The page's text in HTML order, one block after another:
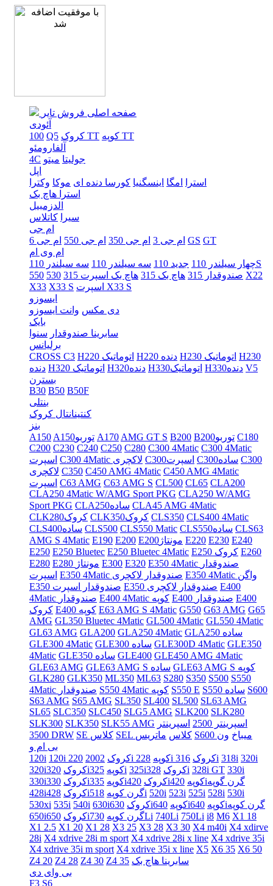
صفحه اصلی فروش تایر
آئودی
100 Q5 کروک TT
کوپه TT
آلفارومئو
4C
جولیتا میتو
اپل
استرا
امگا اینسگنیا کورسا دنده ای موکا وکترا
استرا هاچ بک
الدزمبیل
سیرا
کاتلاس
ام جی
ام جی 3
ام جی 350 ام جی 550 ام جی 6 GS GT
ام وی ام
چهار سیلندر 110
جدید 110 سه سیلندر 110
سه سیلندر 110S
صندوقدار 315
هاچ بک 315 هاچ بک اسپرت 315 530
550
X22
X33 X33 S
اسپرت X33 S
ایسوزو
دی مکس وانت ایسوزو
بایک
سابرینا صندوقدار سنوا
برلیانس
CROSS C3
H220 اتوماتیک H220 دنده H230 اتوماتیک H230
دنده
H320 اتوماتیک H320دنده H330اتوماتیک H330دنده V5
بسترن
B30 B50 B50F
بنتلی
کنتینانتال کروک
بنز
A150
A150توربو A170 AMG GT S B200 B200توربو C180
C200 C230 C240 C250 C280 C300 4Matic C300 4Matic
اسپرت
C300 4Matic لاکچری C300اسپرت C300ساده C300
لاکچری C350 C450 AMG 4Matic C450 AMG 4Matic
اسپرت C63 AMG C63 AMG S CL500 CL65 CLA200
CLA250 4Matic W/AMG Sport PKG CLA250 W/AMG
Sport PKG
CLA250ساده CLA45 AMG 4Matic
CLK280کروک
CLK350کروک CLS350 CLS400 4Matic
CLS400ساده CLS500 CLS550 Matic CLS550ساده CLS63
AMG S 4Matic E190 E200 E200مونتاژ E220 E230 E240
E250 E250 Bluetec E250 Bluetec 4Matic E250 کروک E260
E280
E280 مونتاژ E300 E320 E350 4Matic صندوقدار
اسپرت
E350 4Matic صندوقدار لاکچری
E350 4Matic واگن
E350 صندوقدار اسپرت
E350 صندوقدار لاکچری E400
4Matic صندوقدار
E400 4Matic کوپه E400 صندوقدار E400
کروک
E400 کوپه E63 AMG S 4Matic G550 G63 AMG G65
AMG GL350 Bluetec 4Matic GL500 4Matic GL550 4Matic
GL63 AMG GLA200 GLA250 4Matic
GLA250 ساده
GLE300 4Matic
GLE300 ساده GLE300D 4Matic GLE350
4Matic
GLE350 ساده GLE400 GLE450 AMG 4Matic
GLE63 AMG
GLE63 AMG S ساده
GLE63 AMG S کوپه
GLK280 GLK350 ML350 ML63 S280 S350 S500 S550
4Matic صندوقدار
S550 4Matic کوپه S550 E S550 ساده S600
S63 AMG S65 AMG SL350 SL400 SL500 SL63 AMG
SL65 SLC350 SLC450 SLG5 AMG SLK200 SLK280
SLK300 SLK350 SLK55 AMG اسپرینتر 2500
اسپرینتر
3500 DRW
SE کلاس SEL کلاس ماتریس S600 میباخ ون
بی ام و
120i
120i کروک 2002 220i کوپه 228i کروک316i 318i 320i
320iکروک
320iکوپه325i 325iکروک328i 328i GT 330i
330iکروک
330iکوپه 335iکروک 420iکوپه 420iگرن گوپه
428iکروک
428iگرن کوپه518i 520i 523i 525i 528i 530i
530xi 535i 540i 630iکروک 630iکوپه 640iکوپه 640iگرن کوپه
650iکروک
650iگرن کوپه730Li 740Li 750Li i8 M6 X1 18
X1 2.5 X1 20 X1 28 X3 25 X3 28 X3 30 X4 m40i X4 xdirve
28i X4 xdrive 28i m sport X4 xdrive 28i x line X4 xdrive 35i
X4 xdrive 35i m sport X4 xdrive 35i x line X5 X6 35 X6 50
Z4 20 Z4 28 Z4 30 Z4 35 سابرینا هاچ بک
بی وای دی
F3 S6